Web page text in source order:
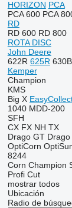
HORIZON PCA
PCA 600 PCA
RD
RD 600 RD 800
ROTA DISC
John Deere
622R 625R 630B
Kemper
Champion
KMS
Big X
1040 MDD-200
SFH
CX FX NH TX
Drago GT Drago
OptiCorn
8244
Corn Champion
Profi Cut
mostrar todos
Ubicación
Radio de